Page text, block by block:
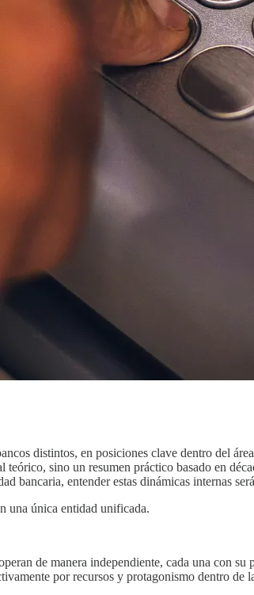
distintos, en posiciones clave dentro del
sino un resumen práctico basado en
bancaria, entender estas dinámicas internas
una única entidad unificada.
de manera independiente, cada una con
por recursos y protagonismo dentro de